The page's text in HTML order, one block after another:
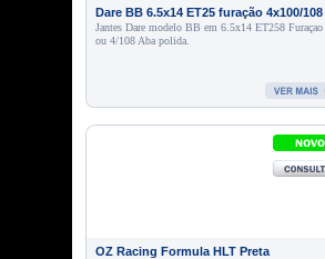
Dare BB 6.5x14 ET25 furação 4x100/108
Jantes Dare modelo BB em 6.5x14 ET258
ou 4/108 Aba polida.
OZ Racing Formula HLT Preta